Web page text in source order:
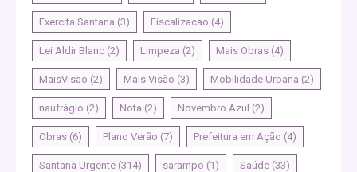
Exercita Santana (3) Fiscalizacao (4)
Lei Aldir Blanc (2) Limpeza (2) Mais Obras (4)
MaisVisao (2) Mais Visão (3) Mobilidade Urbana (2)
naufrágio (2) Nota (2) Novembro Azul (2)
Obras (6) Plano Verão (7) Prefeitura em Ação (4)
Santana Urgente (314) sarampo (1) Saúde (33)